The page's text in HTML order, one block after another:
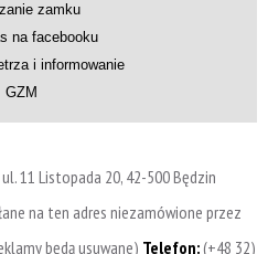
zamku
na facebooku
i informowanie
GZM
ul. 11 Listopada 20, 42-500 Będzin
na ten adres niezamówione przez
będą usuwane) Telefon:(+48 32)